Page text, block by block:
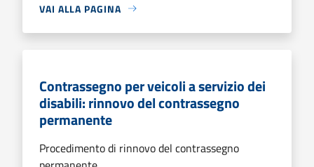
VAI ALLA PAGINA
Contrassegno per veicoli a servizio dei
disabili: rinnovo del contrassegno
permanente
Procedimento di rinnovo del contrassegno